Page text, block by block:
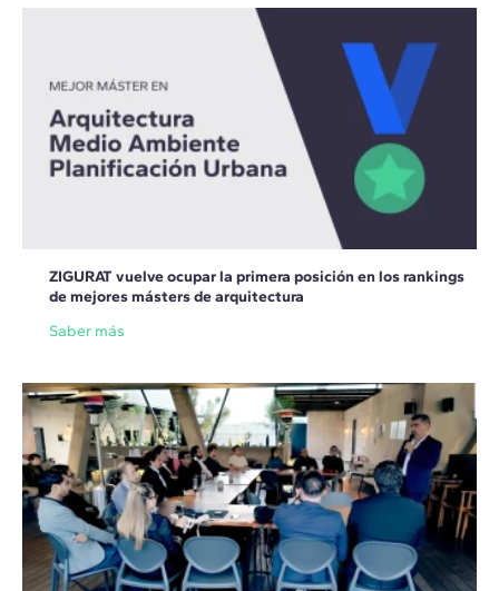
ZIGURAT vuelve ocupar la primera posición en los rankings
de mejores másters de arquitectura
Saber más